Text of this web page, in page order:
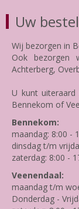
Uw
Wij bezorgen in
Ook bezorgen
Achterberg,
U kunt
Bennekom of
Bennekom:
maandag: 8:00 -
dinsdag t/m
zaterdag: 8:00 -
Veenendaal:
maandag t/m
Donderdag -